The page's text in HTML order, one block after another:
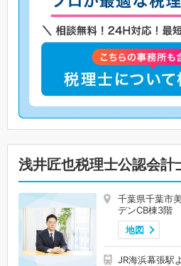
浅井匠也税理士公認会計
千葉県千葉市
デンCB棟3階
地図
JR海浜幕張駅